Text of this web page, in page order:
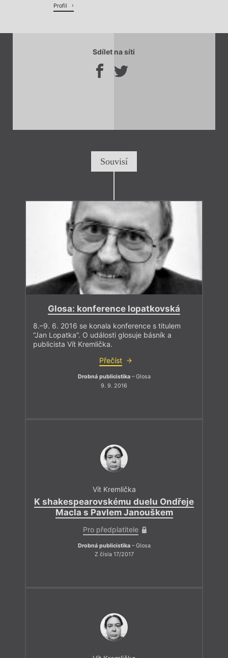
Profil
Sdílet na síti
Souvisí
Glosa: konference lopatkovská
8.–9. 6. 2016 se konala konference s titulem
“Jan Lopatka”. O události glosuje básník a
publicista Vít Kremlička.
Přečíst
Drobná publicistika– Glosa
9. 9. 2016
Vít Kremlička
K shakespearovskému duelu Ondřeje
Macla s Pavlem Janouškem
Pro předplatitele
Drobná publicistika– Glosa
Z čísla 17/2017